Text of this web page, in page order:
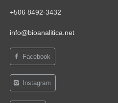
+506 8492-3432
info@bioanalitica.net
Facebook
Instagram